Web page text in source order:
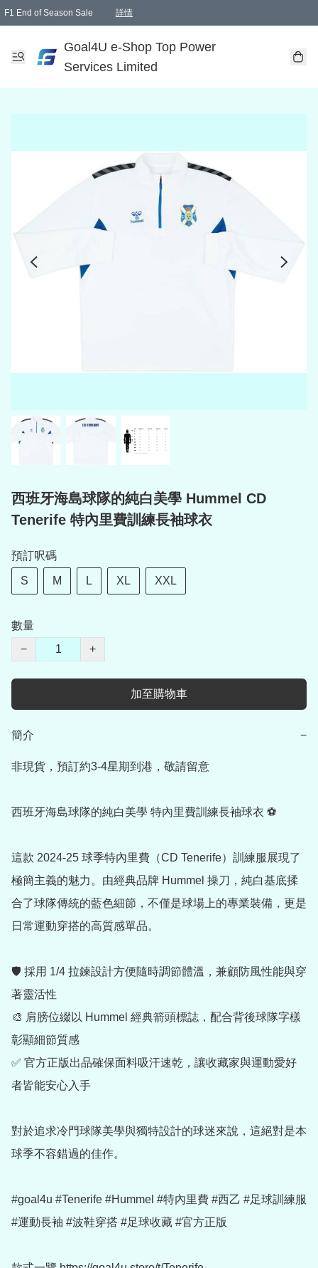
F1 End of Season Sale 詳情
Goal4U e-Shop Top Power
Services Limited
西班牙海島球隊的純白美學 Hummel CD
Tenerife 特內里費訓練長袖球衣
預訂呎碼
S M L XL XXL
數量
−
+
加至購物車
簡介 −
非現貨，預訂約3-4星期到港，敬請留意
西班牙海島球隊的純白美學 特內里費訓練長袖球衣 ⚽
這款 2024-25 球季特內里費（CD Tenerife）訓練服展現了
極簡主義的魅力。由經典品牌 Hummel 操刀，純白基底揉
合了球隊傳統的藍色細節，不僅是球場上的專業裝備，更是
日常運動穿搭的高質感單品。
🛡️ 採用 1/4 拉鍊設計方便隨時調節體溫，兼顧防風性能與穿
著靈活性
🎨 肩膀位綴以 Hummel 經典箭頭標誌，配合背後球隊字樣
彰顯細節質感
✅ 官方正版出品確保面料吸汗速乾，讓收藏家與運動愛好
者皆能安心入手
對於追求冷門球隊美學與獨特設計的球迷來說，這絕對是本
球季不容錯過的佳作。
#goal4u #Tenerife #Hummel #特內里費 #西乙 #足球訓練服
#運動長袖 #波鞋穿搭 #足球收藏 #官方正版